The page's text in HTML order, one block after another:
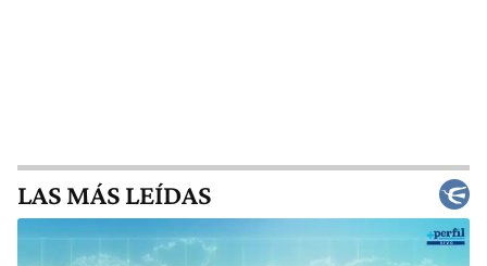
LAS MÁS LEÍDAS